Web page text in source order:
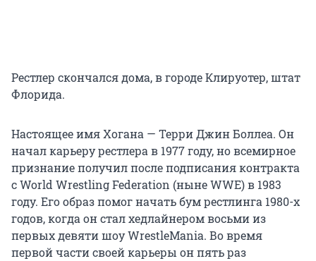
Рестлер скончался дома, в городе Клируотер, штат
Флорида.
Настоящее имя Хогана — Терри Джин Боллеа. Он
начал карьеру рестлера в 1977 году, но всемирное
признание получил после подписания контракта
с World Wrestling Federation (ныне WWE) в 1983
году. Его образ помог начать бум рестлинга 1980-х
годов, когда он стал хедлайнером восьми из
первых девяти шоу WrestleMania. Во время
первой части своей карьеры он пять раз